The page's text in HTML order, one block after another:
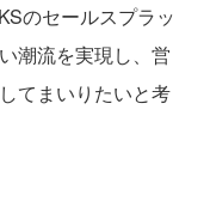
のセールスプラッ
潮流を実現し、営
てまいりたいと考